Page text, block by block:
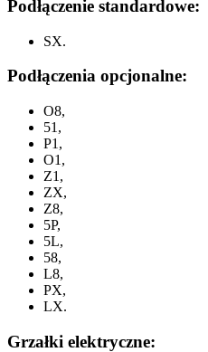
Podłączenie standardowe:
SX.
Podłączenia opcjonalne:
O8,
51,
P1,
O1,
Z1,
ZX,
Z8,
5P,
5L,
58,
L8,
PX,
LX.
Grzałki elektryczne: